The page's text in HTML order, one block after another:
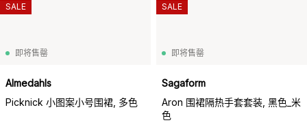
即将售罄
Almedahls
Picknick 小图案小号围裙, 多色
SALE
即将售罄
Sagaform
Aron 围裙隔热手套套装, 黑色_米
色
SALE